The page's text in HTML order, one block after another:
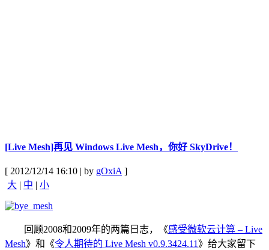
[Live Mesh]再见 Windows Live Mesh，你好 SkyDrive！
[ 2012/12/14 16:10 | by gOxiA]
大 | 中 | 小
回顾2008和2009年的两篇日志，《感受微软云计算 – Live
Mesh》和《令人期待的 Live Mesh v0.9.3424.11》给大家留下